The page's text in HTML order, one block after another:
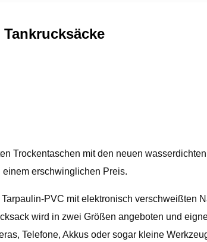
Trockentaschen mit den neuen
erschwinglichen Preis.
PVC mit elektronisch verschweißten
wird in zwei Größen angeboten und
Telefone, Akkus oder sogar kleine